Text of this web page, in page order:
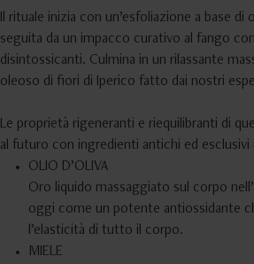
Il rituale inizia con un’esfoliazione a base di
seguita da un impacco curativo al fango
disintossicanti. Culmina in un rilassante
oleoso di fiori di Iperico fatto dai nostri
Le proprietà rigeneranti e riequilibranti di
al futuro con ingredienti antichi ed
OLIO D’OLIVA
Oro liquido massaggiato sul corpo
oggi come un potente antiossidante
l’elasticità di tutto il corpo.
MIELE